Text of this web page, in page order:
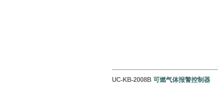
UC-KB-2008B 可燃气体报警控制器